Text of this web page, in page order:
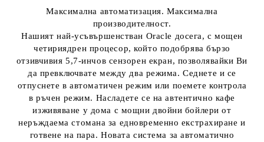
Максимална автоматизация. Максимална
производителност.
Нашият най-усъвършенстван Oracle досега, с мощен
четириядрен процесор, който подобрява бързо
отзивчивия 5,7-инчов сензорен екран, позволявайки Ви
да превключвате между два режима. Седнете и се
отпуснете в автоматичен режим или поемете контрола
в ръчен режим. Насладете се на автентично кафе
изживяване у дома с мощни двойни бойлери от
неръждаема стомана за едновременно екстрахиране и
готвене на пара. Новата система за автоматично